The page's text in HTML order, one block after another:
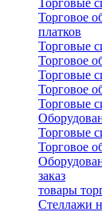
Торговые
Торговое
платков
Торговые
Торговое
Торговые
Торговое
Торговые
Торговые
Торговое
заказ
товары
Стеллажи